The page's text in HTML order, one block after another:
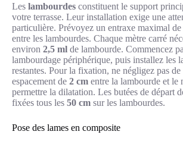
Les lambourdes constituent le support
votre terrasse. Leur installation exige une
particulière. Prévoyez un entraxe maximal de
entre les lambourdes. Chaque mètre carré
environ 2,5 ml de lambourde. Commencez
lambourdage périphérique, puis installez les
restantes. Pour la fixation, ne négligez pas de
espacement de 2 cm entre la lambourde et le
permettre la dilatation. Les butées de départ
fixées tous les 50 cm sur les lambourdes.
Pose des lames en composite